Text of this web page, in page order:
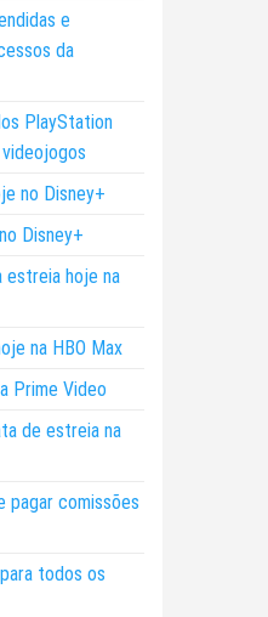
e
da
PlayStation
no Disney+
Disney+
estreia hoje na
na HBO Max
Prime Video
de estreia na
pagar comissões
todos os